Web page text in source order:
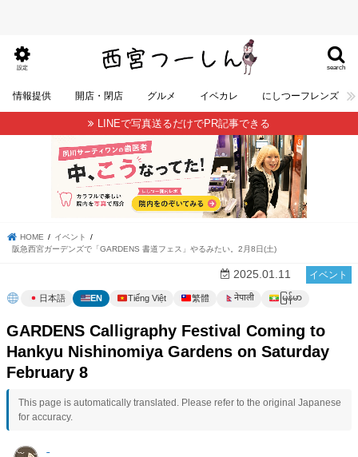
search
設定
情報提供 開店・閉店 グルメ イベカレ にしつーフレンズ
LINEで写真送るだけでPR記事できる
HOME
イベント
阪急西宮ガーデンズで「GARDENS 書道フェス」やるみたい。2月8日(土)
イベント
2025.01.11
日本語 EN Tiếng Việt 繁體 नेपाली မြန်မာ
GARDENS Calligraphy Festival Coming to
Hankyu Nishinomiya Gardens on Saturday
February 8
This page is automatically translated. Please refer to the original Japanese
for accuracy.